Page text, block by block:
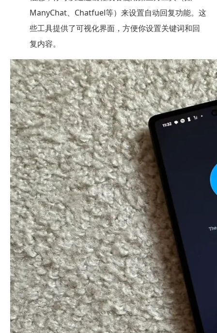
ManyChat、Chatfuel等）来设置自动回复功能。这
些工具提供了可视化界面，方便你设置关键词和回
复内容。